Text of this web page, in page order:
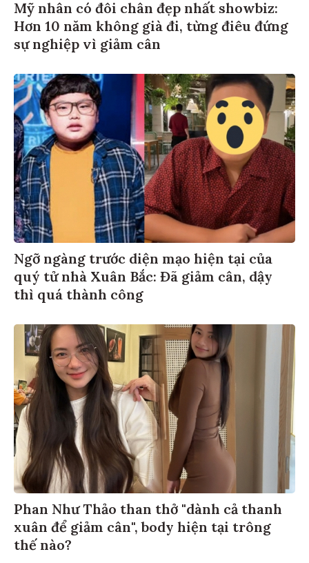
Mỹ nhân có đôi chân đẹp nhất showbiz:
Hơn 10 năm không già đi, từng điêu đứng
sự nghiệp vì giảm cân
Ngỡ ngàng trước diện mạo hiện tại của
quý tử nhà Xuân Bắc: Đã giảm cân, dậy
thì quá thành công
Phan Như Thảo than thở "dành cả thanh
xuân để giảm cân", body hiện tại trông
thế nào?